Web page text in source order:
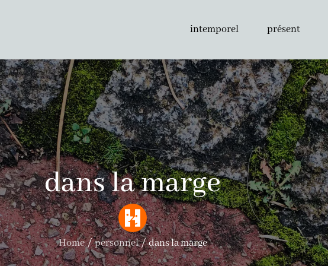
intemporel présent
dans la marge
Home personnel dans la marge